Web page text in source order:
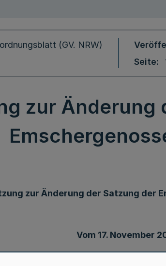
(GV. NRW)
Seite
zur Änderung
zur Änderung der Satzung der
Vom 17. November